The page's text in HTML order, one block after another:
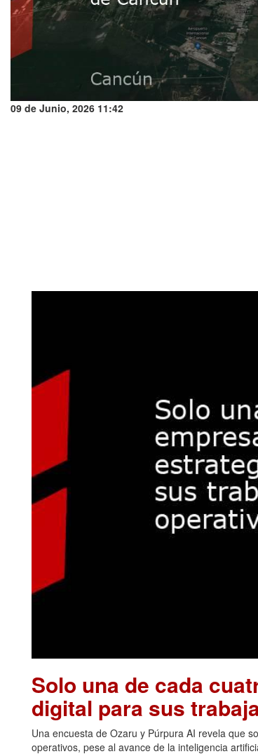
09 de Junio, 2026 11:42
Solo una de cada
digital para sus
Una encuesta de Ozaru y Púrpura AI revela que
operativos, pese al avance de la inteligencia